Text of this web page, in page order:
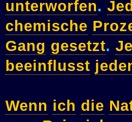
unterworfen.
chemische
Gang gesetzt.
beeinflusst
Wenn ich die